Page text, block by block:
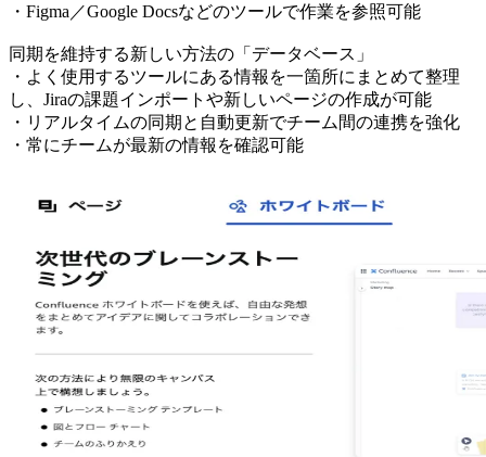
・Figma／Google Docsなどのツールで作業を参照可能
同期を維持する新しい方法の「データベース」
・よく使用するツールにある情報を一箇所にまとめて整理
し、Jiraの課題インポートや新しいページの作成が可能
・リアルタイムの同期と自動更新でチーム間の連携を強化
・常にチームが最新の情報を確認可能